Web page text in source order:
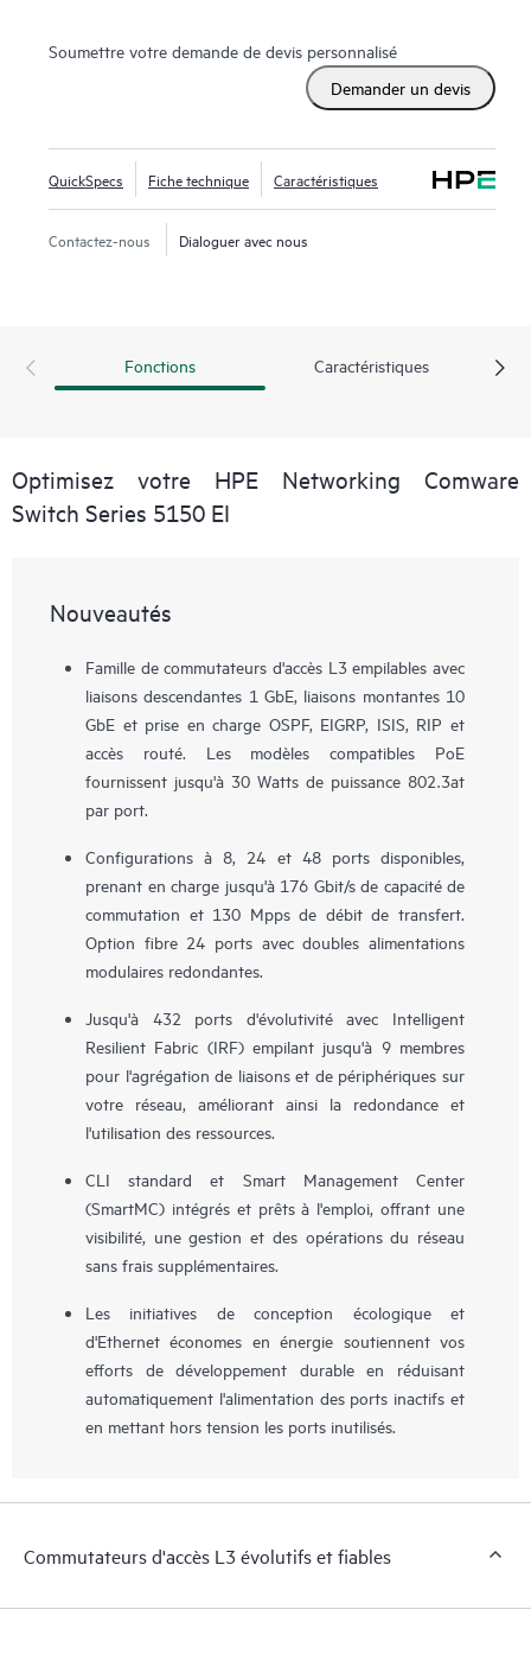
Soumettre votre demande de devis personnalisé
Demander un devis
QuickSpecs Fiche technique Caractéristiques
Contactez-nous Dialoguer avec nous
Fonctions Caractéristiques
Optimisez votre HPE Networking Comware
Switch Series 5150 EI
Nouveautés
Famille de commutateurs d'accès L3 empilables avec
liaisons descendantes 1 GbE, liaisons montantes 10
GbE et prise en charge OSPF, EIGRP, ISIS, RIP et
accès routé. Les modèles compatibles PoE
fournissent jusqu'à 30 Watts de puissance 802.3at
par port.
Configurations à 8, 24 et 48 ports disponibles,
prenant en charge jusqu'à 176 Gbit/s de capacité de
commutation et 130 Mpps de débit de transfert.
Option fibre 24 ports avec doubles alimentations
modulaires redondantes.
Jusqu'à 432 ports d'évolutivité avec Intelligent
Resilient Fabric (IRF) empilant jusqu'à 9 membres
pour l'agrégation de liaisons et de périphériques sur
votre réseau, améliorant ainsi la redondance et
l'utilisation des ressources.
CLI standard et Smart Management Center
(SmartMC) intégrés et prêts à l'emploi, offrant une
visibilité, une gestion et des opérations du réseau
sans frais supplémentaires.
Les initiatives de conception écologique et
d'Ethernet économes en énergie soutiennent vos
efforts de développement durable en réduisant
automatiquement l'alimentation des ports inactifs et
en mettant hors tension les ports inutilisés.
Commutateurs d'accès L3 évolutifs et fiables